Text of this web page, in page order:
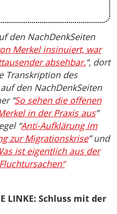
den NachDenkSeiten
Merkel insinuiert, war
absehbar.“, dort
Transkription des
den NachDenkSeiten
“So sehen die offenen
in der Praxis aus”
“Anti-Aufklärung im
zur Migrationskrise” und
ist eigentlich aus der
LINKE: Schluss mit der